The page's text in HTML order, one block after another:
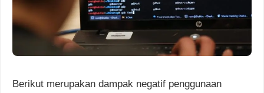
Berikut merupakan dampak negatif penggunaan